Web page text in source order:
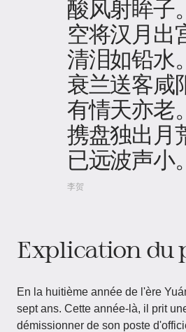
酸风射眸子。
空将汉月出
清泪如铅水。
衰兰送客咸
有情天亦老。
携盘独出月
已远波声小。
李贺
Explication du
En la huitième année de l'ère
sept ans. Cette année-là, il prit
démissionner de son poste